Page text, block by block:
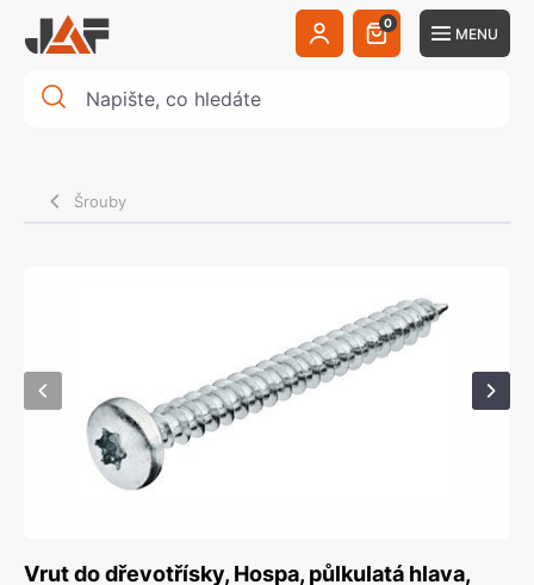
0
MENU
Šrouby
Vrut do dřevotřísky, Hospa, půlkulatá hlava,